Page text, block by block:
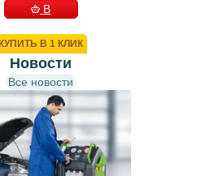
В
КУПИТЬ В 1 КЛИК
Новости
Все новости